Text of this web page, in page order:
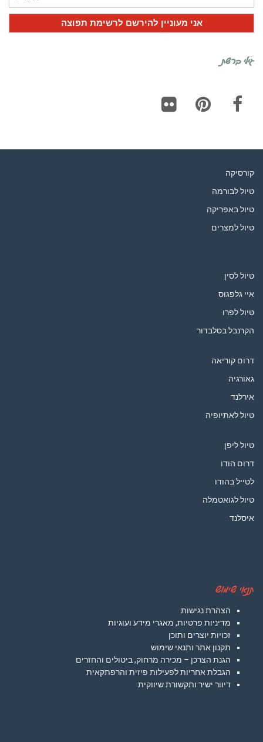
גילי ברשת
קורסיקה
טיול לבורמה
טיול באפריקה
טיול למצרים
טיול לסין
איי גלפגוס
טיול לפרו
הקרנבל בסלבדור
דרום קוריאה
גאורגיה
אירלנד
טיול לאתיופיה
טיול ליפן
דרום הודו
לטייל בהודו
טיול לגואטמלה
איסלנד
תנאי שימוש
הצהרת נגישות
מדיניות פרטיות, מאגרי מידע ועוגיות
זכויות יוצרים ותוכן
תקנון אתר ותנאי שימוש
הגנת הצרכן – מכירה מרחוק, ביטולים והחזרים
הגבלת אחריות לפעילות פיזית והרפתקאית
דיוור ישיר ותקשורת שיווקית